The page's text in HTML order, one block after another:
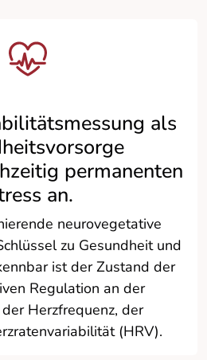
als
permanenten
an.
neurovegetative
zu Gesundheit und
ist der Zustand der
Regulation an der
Herzfrequenz, der
(HRV).